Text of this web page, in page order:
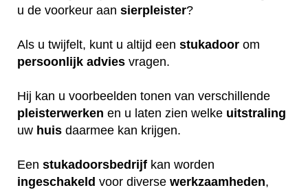
u de voorkeur aan sierpleister?
Als u twijfelt, kunt u altijd een stukadoor om
persoonlijk advies vragen.
Hij kan u voorbeelden tonen van verschillende
pleisterwerken en u laten zien welke uitstraling
uw huis daarmee kan krijgen.
Een stukadoorsbedrijf kan worden
ingeschakeld voor diverse werkzaamheden,